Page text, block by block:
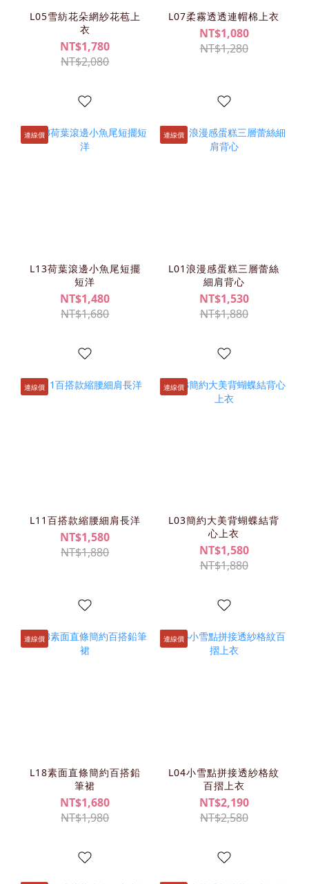
L05雪紡花朵網紗花苞上
衣
NT$1,780
NT$2,080
L07柔霧透透連帽棉上衣
NT$1,080
NT$1,280
連線價
L13荷葉滾邊小魚尾短擺
短洋
NT$1,480
NT$1,680
連線價
L01浪漫感蛋糕三層蕾絲
細肩背心
NT$1,530
NT$1,880
連線價
L11百搭款縮腰細肩長洋
NT$1,580
NT$1,880
連線價
L03簡約大美背蝴蝶結背
心上衣
NT$1,580
NT$1,880
連線價
L18素面直條簡約百搭鉛
筆裙
NT$1,680
NT$1,980
連線價
L04小雪點拼接透紗格紋
百摺上衣
NT$2,190
NT$2,580